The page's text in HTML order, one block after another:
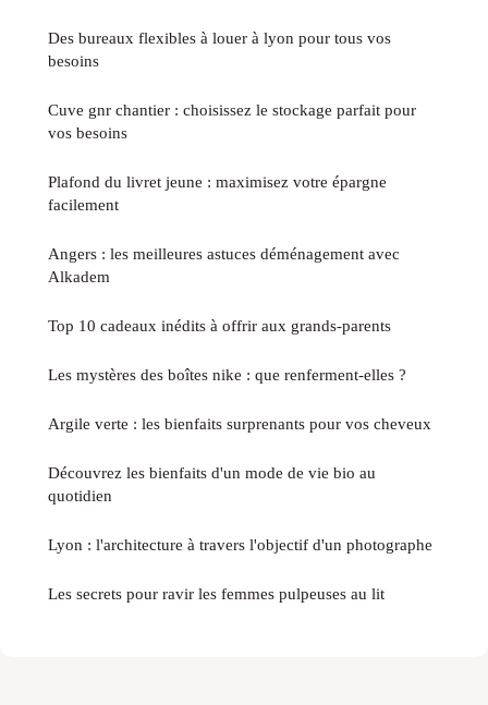
Des bureaux flexibles à louer à lyon pour tous vos
besoins
Cuve gnr chantier : choisissez le stockage parfait pour
vos besoins
Plafond du livret jeune : maximisez votre épargne
facilement
Angers : les meilleures astuces déménagement avec
Alkadem
Top 10 cadeaux inédits à offrir aux grands-parents
Les mystères des boîtes nike : que renferment-elles ?
Argile verte : les bienfaits surprenants pour vos cheveux
Découvrez les bienfaits d'un mode de vie bio au
quotidien
Lyon : l'architecture à travers l'objectif d'un photographe
Les secrets pour ravir les femmes pulpeuses au lit